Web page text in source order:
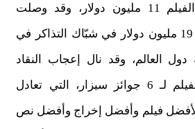
بلغت ميزانية إنتاج الفيلم 11 مليون دولار، وقد وصلت
إيراداته إلى أكثر من 19 مليون دولار في شبّاك التذاكر في
دول العالم، وقد نال إعجاب النقاد
والجمهور، وترشّح الفيلم لـ 6 جوائز سيزار، التي تعادل
لأفضل فيلم وأفضل إخراج وأفضل نص